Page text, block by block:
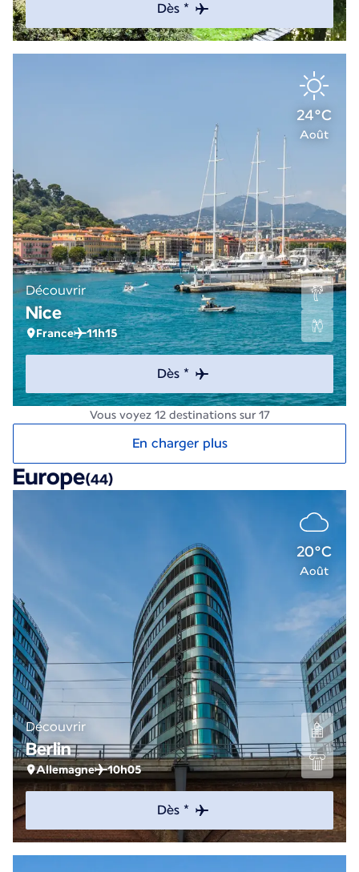
Dès *
24°C
Août
Découvrir
Nice
France 11h15
Dès *
Vous voyez 12 destinations sur 17
En charger plus
Europe(44)
20°C
Août
Découvrir
Berlin
Allemagne 10h05
Dès *